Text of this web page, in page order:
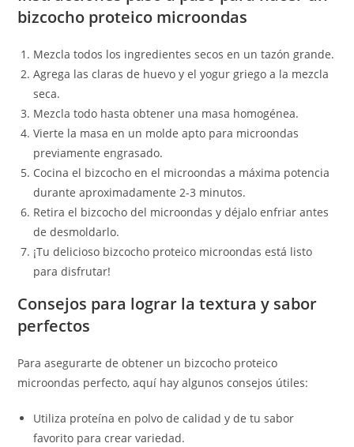
bizcocho proteico microondas
Mezcla todos los ingredientes secos en un tazón grande.
Agrega las claras de huevo y el yogur griego a la mezcla
seca.
Mezcla todo hasta obtener una masa homogénea.
Vierte la masa en un molde apto para microondas
previamente engrasado.
Cocina el bizcocho en el microondas a máxima potencia
durante aproximadamente 2-3 minutos.
Retira el bizcocho del microondas y déjalo enfriar antes
de desmoldarlo.
¡Tu delicioso bizcocho proteico microondas está listo
para disfrutar!
Consejos para lograr la textura y sabor
perfectos
Para asegurarte de obtener un bizcocho proteico
microondas perfecto, aquí hay algunos consejos útiles:
Utiliza proteína en polvo de calidad y de tu sabor
favorito para crear variedad.